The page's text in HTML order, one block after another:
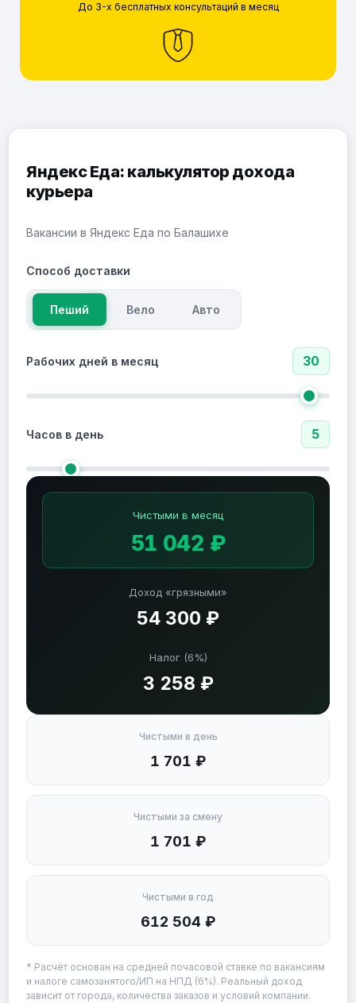
До 3-х бесплатных консультаций в месяц
Яндекс Еда: калькулятор дохода
курьера
Вакансии в Яндекс Еда по Балашихе
Способ доставки
Пеший Вело Авто
Рабочих дней в месяц 30
Часов в день 5
Доход «грязными»
54 300 ₽
Налог (6%)
3 258 ₽
Чистыми в месяц
51 042 ₽
Чистыми в день
1 701 ₽
Чистыми за смену
1 701 ₽
Чистыми в год
612 504 ₽
* Расчёт основан на средней почасовой ставке по вакансиям
и налоге самозанятого/ИП на НПД (6%). Реальный доход
зависит от города, количества заказов и условий компании.